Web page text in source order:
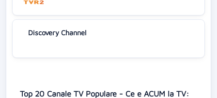
Discovery Channel
Top 20 Canale TV Populare - Ce e ACUM la TV: